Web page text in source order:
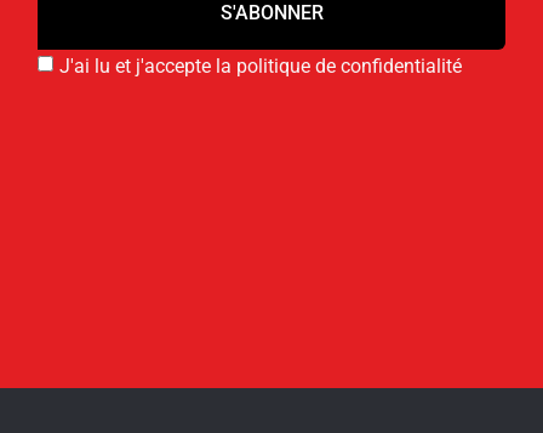
J'ai lu et j'accepte la politique de confidentialité
S'ABONNER